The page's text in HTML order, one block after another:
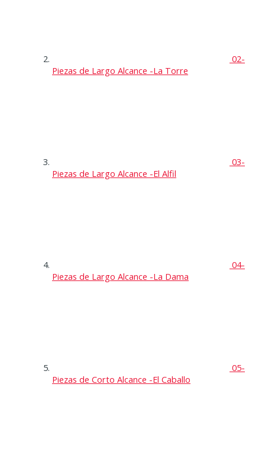
02-
Piezas de Largo Alcance -La Torre
03-
Piezas de Largo Alcance -El Alfil
04-
Piezas de Largo Alcance -La Dama
05-
Piezas de Corto Alcance -El Caballo